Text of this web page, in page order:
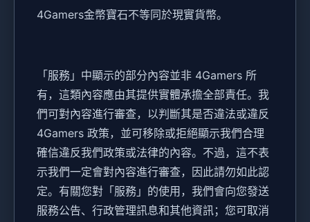
4Gamers金幣寶石不等同於現實貨幣。
「服務」中顯示的部分內容並非 4Gamers 所
有，這類內容應由其提供實體承擔全部責任。我
們可對內容進行審查，以判斷其是否違法或違反
4Gamers 政策，並可移除或拒絕顯示我們合理
確信違反我們政策或法律的內容。不過，這不表
示我們一定會對內容進行審查，因此請勿如此認
定。有關您對「服務」的使用，我們會向您發送
服務公告、行政管理訊息和其他資訊；您可取消